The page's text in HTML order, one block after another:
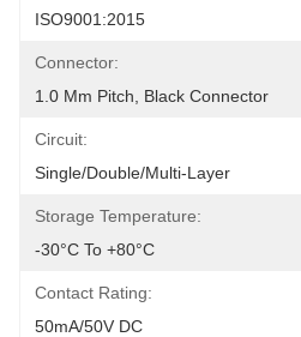
ISO9001:2015
Connector:
1.0 Mm Pitch, Black Connector
Circuit:
Single/Double/Multi-Layer
Storage Temperature:
-30°C To +80°C
Contact Rating:
50mA/50V DC